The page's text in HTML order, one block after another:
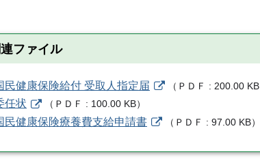
ファイル
民健康保険給付 受取人指定届 （ ＰＤＦ 200.00 KB
任状 （ ＰＤＦ 100.00 KB）
民健康保険療養費支給申請書 （ ＰＤＦ 97.00 KB）